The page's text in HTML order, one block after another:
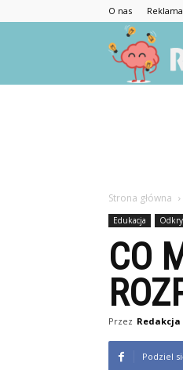
O nas Reklama
Strona główna
Edukacja
CO
Przez Redakcja
Podziel